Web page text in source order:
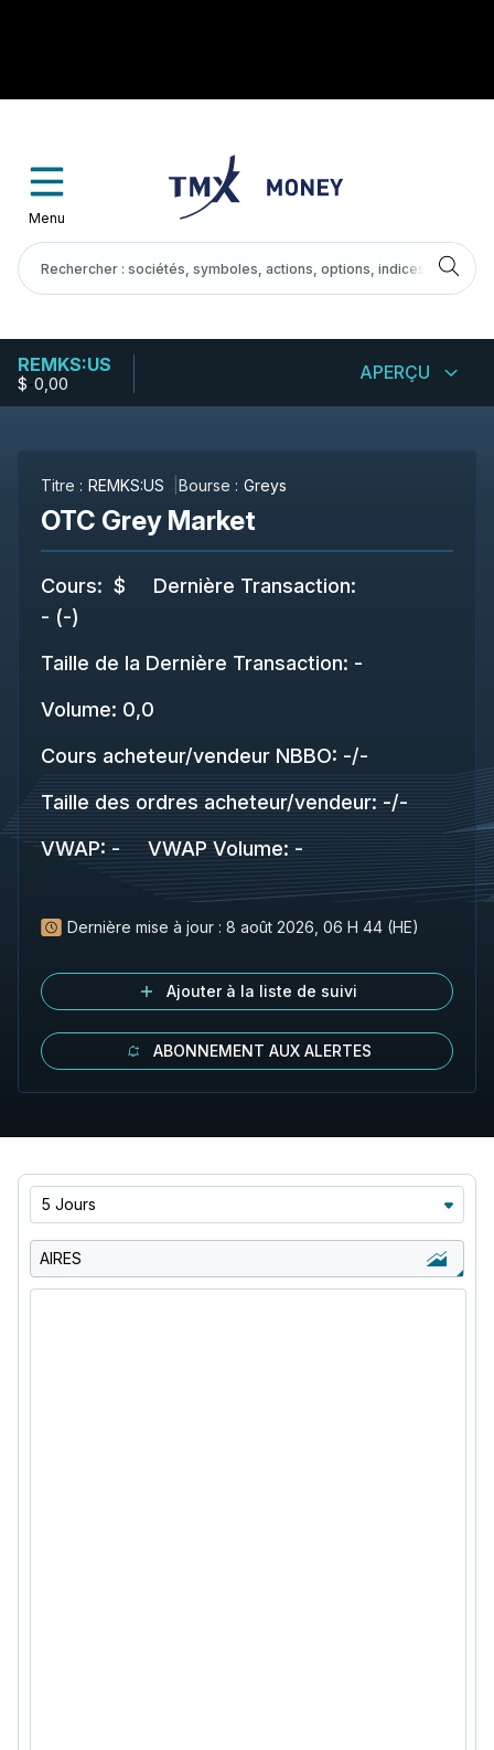
Menu
REMKS:US
$-0,00 APERÇU
Titre : REMKS:US Bourse : Greys
OTC Grey Market
Cours: $
- (-)
Dernière Transaction:
Taille de la Dernière Transaction: -
Volume: 0,0
Cours acheteur/vendeur NBBO: -/-
Taille des ordres acheteur/vendeur: -/-
VWAP: - VWAP Volume: -
Dernière mise à jour : 8 août 2026, 06 H 44 (HE)
Ajouter à la liste de suivi
ABONNEMENT AUX ALERTES
5 Jours
AIRES